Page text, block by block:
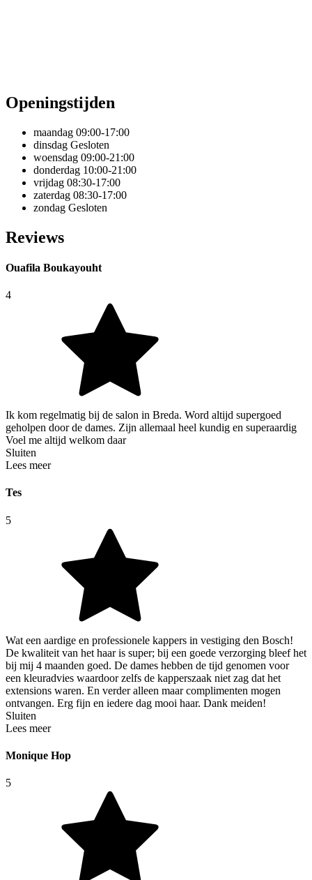
Openingstijden
maandag 09:00-17:00
dinsdag Gesloten
woensdag 09:00-21:00
donderdag 10:00-21:00
vrijdag 08:30-17:00
zaterdag 08:30-17:00
zondag Gesloten
Reviews
Ouafila Boukayouht
4
Ik kom regelmatig bij de salon in Breda. Word altijd supergoed
geholpen door de dames. Zijn allemaal heel kundig en superaardig
Voel me altijd welkom daar
Sluiten
Lees meer
Tes
5
Wat een aardige en professionele kappers in vestiging den Bosch!
De kwaliteit van het haar is super; bij een goede verzorging bleef het
bij mij 4 maanden goed. De dames hebben de tijd genomen voor
een kleuradvies waardoor zelfs de kapperszaak niet zag dat het
extensions waren. En verder alleen maar complimenten mogen
ontvangen. Erg fijn en iedere dag mooi haar. Dank meiden!
Sluiten
Lees meer
Monique Hop
5